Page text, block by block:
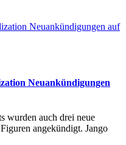
Neuankündigungen
wurden auch drei neue
angekündigt. Jango